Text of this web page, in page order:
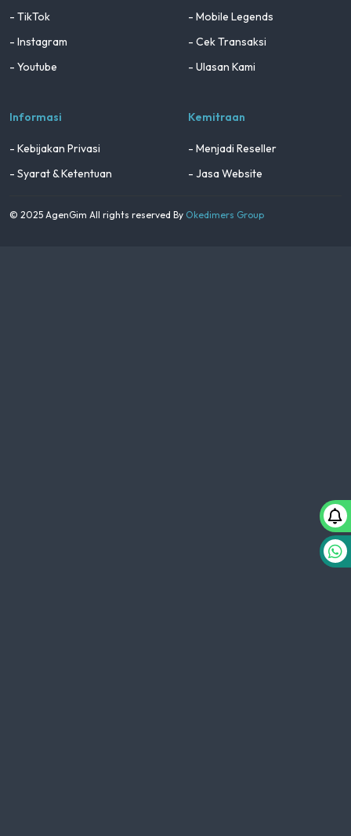
- TikTok
- Instagram
- Youtube
Informasi
- Kebijakan Privasi
- Syarat & Ketentuan
- Mobile Legends
- Cek Transaksi
- Ulasan Kami
Kemitraan
- Menjadi Reseller
- Jasa Website
© 2025 AgenGim All rights reserved By Okedimers Group